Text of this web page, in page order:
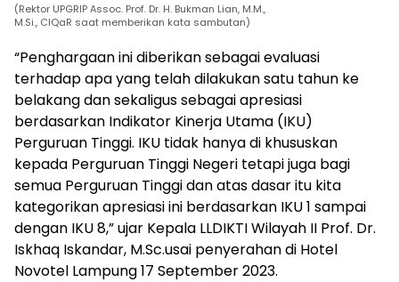
(Rektor UPGRIP Assoc. Prof. Dr. H. Bukman Lian, M.M.,
M.Si., CIQaR saat memberikan kata sambutan)
“Penghargaan ini diberikan sebagai evaluasi
terhadap apa yang telah dilakukan satu tahun ke
belakang dan sekaligus sebagai apresiasi
berdasarkan Indikator Kinerja Utama (IKU)
Perguruan Tinggi. IKU tidak hanya di khususkan
kepada Perguruan Tinggi Negeri tetapi juga bagi
semua Perguruan Tinggi dan atas dasar itu kita
kategorikan apresiasi ini berdasarkan IKU 1 sampai
dengan IKU 8,” ujar Kepala LLDIKTI Wilayah II Prof. Dr.
Iskhaq Iskandar, M.Sc.usai penyerahan di Hotel
Novotel Lampung 17 September 2023.